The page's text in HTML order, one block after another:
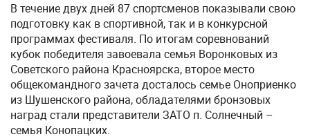
В течение двух дней 87 спортсменов показывали свою
подготовку как в спортивной, так и в конкурсной
программах фестиваля. По итогам соревнований
кубок победителя завоевала семья Воронковых из
Советского района Красноярска, второе место
общекомандного зачета досталось семье Оноприенко
из Шушенского района, обладателями бронзовых
наград стали представители ЗАТО п. Солнечный –
семья Конопацких.